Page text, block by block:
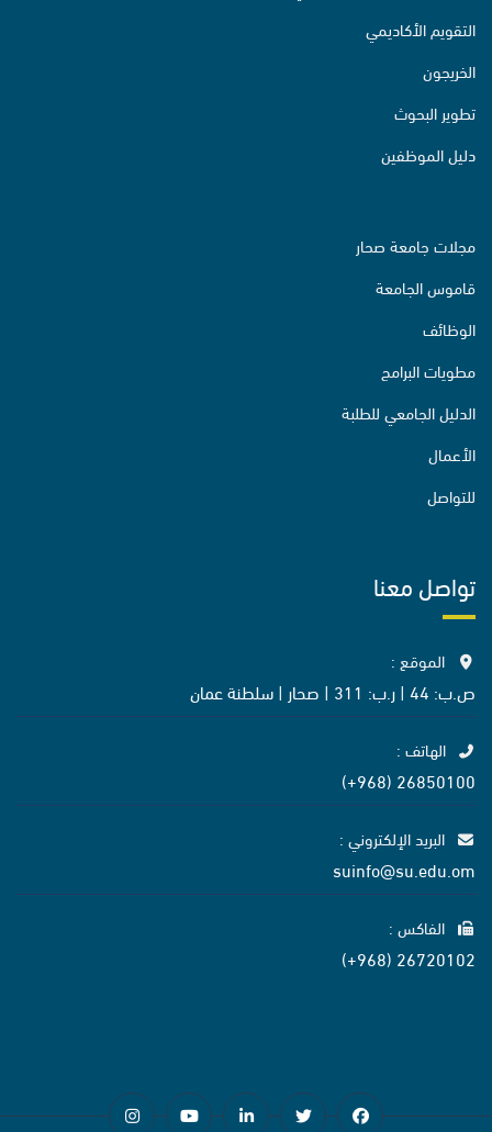
التقويم الأكاديمي
الخريجون
تطوير البحوث
دليل الموظفين
مجلات جامعة صحار
قاموس الجامعة
الوظائف
مطويات البرامج
الدليل الجامعي للطلبة
الأعمال
للتواصل
تواصل معنا
الموقع :
ص.ب: 44 | ر.ب: 311 | صحار | سلطنة عمان
الهاتف :
26850100 (968+)
البريد الإلكتروني :
suinfo@su.edu.om
الفاكس :
26720102 (968+)